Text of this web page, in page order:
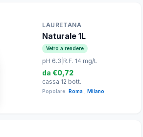
LAURETANA
Naturale 1L
Vetro a rendere
pH 6.3 R.F. 14 mg/L
da €0,72
cassa 12 bott.
Popolare: Roma Milano